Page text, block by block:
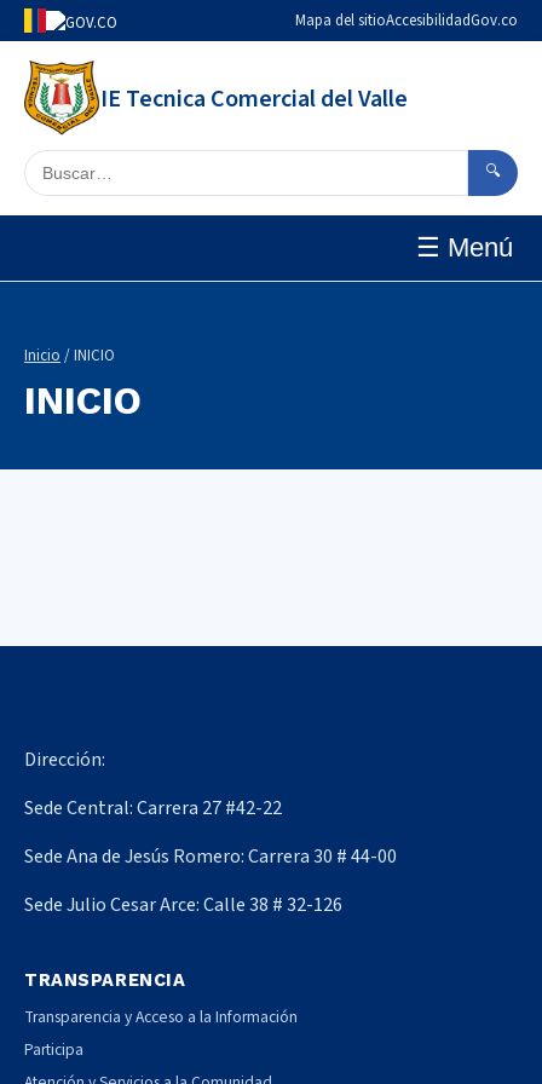
Mapa del sitioAccesibilidadGov.co
IE Tecnica Comercial del Valle
Buscar en el sitio 🔍
☰ Menú
Inicio / INICIO
INICIO
Dirección:
Sede Central: Carrera 27 #42-22
Sede Ana de Jesús Romero: Carrera 30 # 44-00
Sede Julio Cesar Arce: Calle 38 # 32-126
TRANSPARENCIA
Transparencia y Acceso a la Información
Participa